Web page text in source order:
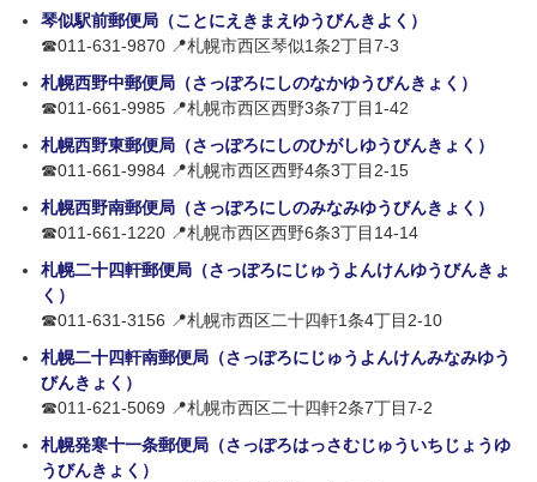
琴似駅前郵便局（ことにえきまえゆうびんきよく）
☎011-631-9870 📍札幌市西区琴似1条2丁目7-3
札幌西野中郵便局（さっぽろにしのなかゆうびんきょく）
☎011-661-9985 📍札幌市西区西野3条7丁目1-42
札幌西野東郵便局（さっぽろにしのひがしゆうびんきょく）
☎011-661-9984 📍札幌市西区西野4条3丁目2-15
札幌西野南郵便局（さっぽろにしのみなみゆうびんきょく）
☎011-661-1220 📍札幌市西区西野6条3丁目14-14
札幌二十四軒郵便局（さっぽろにじゅうよんけんゆうびんきょ
く）
☎011-631-3156 📍札幌市西区二十四軒1条4丁目2-10
札幌二十四軒南郵便局（さっぽろにじゅうよんけんみなみゆう
びんきょく）
☎011-621-5069 📍札幌市西区二十四軒2条7丁目7-2
札幌発寒十一条郵便局（さっぽろはっさむじゅういちじょうゆ
うびんきょく）